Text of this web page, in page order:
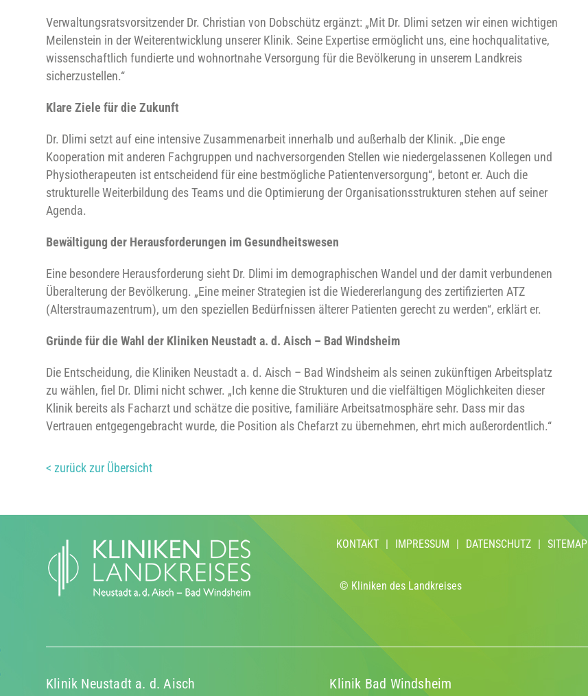
Verwaltungsratsvorsitzender Dr. Christian von Dobschütz ergänzt: „Mit Dr. Dlimi setzen wir einen wichtigen
Meilenstein in der Weiterentwicklung unserer Klinik. Seine Expertise ermöglicht uns, eine hochqualitative,
wissenschaftlich fundierte und wohnortnahe Versorgung für die Bevölkerung in unserem Landkreis
sicherzustellen.“
Klare Ziele für die Zukunft
Dr. Dlimi setzt auf eine intensive Zusammenarbeit innerhalb und außerhalb der Klinik. „Die enge
Kooperation mit anderen Fachgruppen und nachversorgenden Stellen wie niedergelassenen Kollegen und
Physiotherapeuten ist entscheidend für eine bestmögliche Patientenversorgung“, betont er. Auch die
strukturelle Weiterbildung des Teams und die Optimierung der Organisationsstrukturen stehen auf seiner
Agenda.
Bewältigung der Herausforderungen im Gesundheitswesen
Eine besondere Herausforderung sieht Dr. Dlimi im demographischen Wandel und der damit verbundenen
Überalterung der Bevölkerung. „Eine meiner Strategien ist die Wiedererlangung des zertifizierten ATZ
(Alterstraumazentrum), um den speziellen Bedürfnissen älterer Patienten gerecht zu werden“, erklärt er.
Gründe für die Wahl der Kliniken Neustadt a. d. Aisch – Bad Windsheim
Die Entscheidung, die Kliniken Neustadt a. d. Aisch – Bad Windsheim als seinen zukünftigen Arbeitsplatz
zu wählen, fiel Dr. Dlimi nicht schwer. „Ich kenne die Strukturen und die vielfältigen Möglichkeiten dieser
Klinik bereits als Facharzt und schätze die positive, familiäre Arbeitsatmosphäre sehr. Dass mir das
Vertrauen entgegengebracht wurde, die Position als Chefarzt zu übernehmen, ehrt mich außerordentlich.“
< zurück zur Übersicht
KONTAKT | IMPRESSUM | DATENSCHUTZ | SITEMAP
© Kliniken des Landkreises
Klinik Neustadt a. d. Aisch Klinik Bad Windsheim